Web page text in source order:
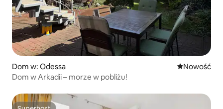
Dom w: Odessa Nowe
Nowość
Dom w Arkadii – morze w pobliżu!